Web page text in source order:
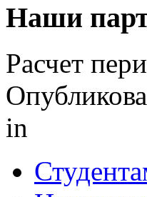
Наши
Расчет
in